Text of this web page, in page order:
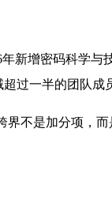
新增密码科学
过一半的团队成
不是加分项